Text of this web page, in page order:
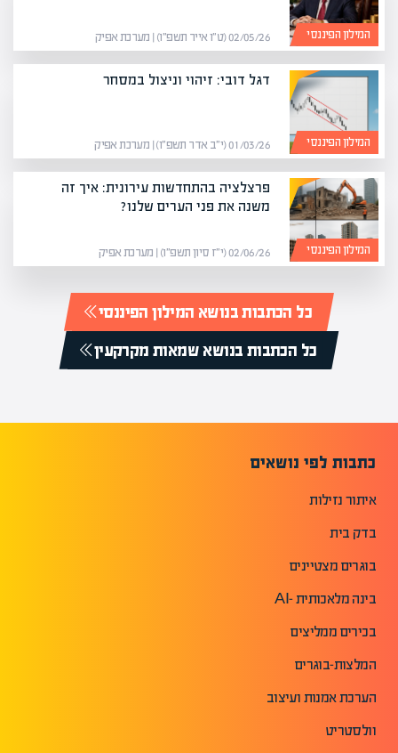
המילון הפיננסי 02/05/26 (ט״ו אייר תשפ״ו) | מערכת אפיק
המילון הפיננסי
דגל דובי: זיהוי וניצול במסחר
01/03/26 (י״ב אדר תשפ״ו) | מערכת אפיק
המילון הפיננסי
פרצלציה בהתחדשות עירונית: איך זה
משנה את פני הערים שלנו?
02/06/26 (י״ז סיון תשפ״ו) | מערכת אפיק
כל הכתבות בנושא המילון הפיננסי
כל הכתבות בנושא שמאות מקרקעין
כתבות לפי נושאים
איתור נזילות
בדק בית
בוגרים מצטיינים
בינה מלאכותית -AI
בכירים ממליצים
המלצות-בוגרים
הערכת אמנות ועיצוב
וולסטריט